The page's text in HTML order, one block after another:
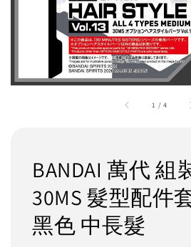
1 /4
BANDAI 萬代 組
30MS 髮型配件
黑色 中長髮